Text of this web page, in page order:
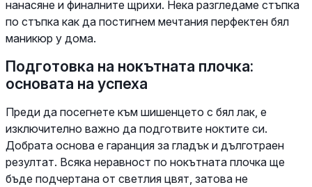
нанасяне и финалните щрихи. Нека разгледаме стъпка
по стъпка как да постигнем мечтания перфектен бял
маникюр у дома.
Подготовка на нокътната плочка:
основата на успеха
Преди да посегнете към шишенцето с бял лак, е
изключително важно да подготвите ноктите си.
Добрата основа е гаранция за гладък и дълготраен
резултат. Всяка неравност по нокътната плочка ще
бъде подчертана от светлия цвят, затова не